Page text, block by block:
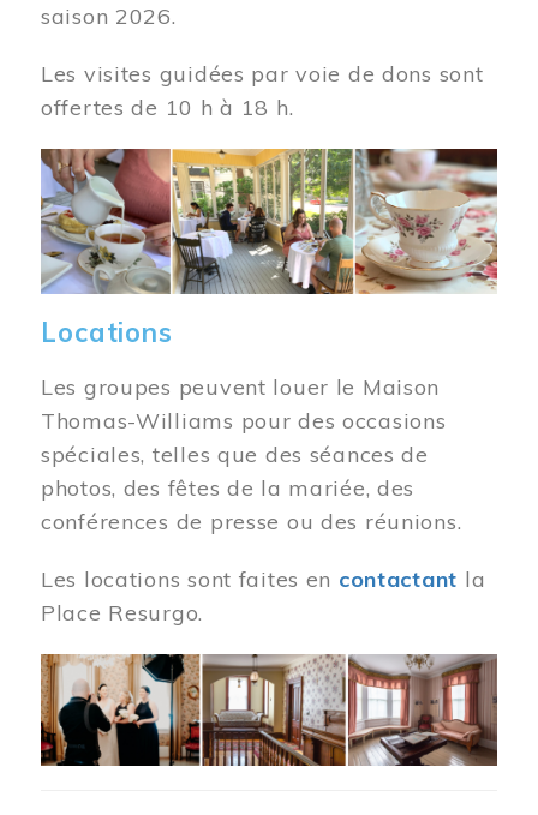
saison 2026.
Les visites guidées par voie de dons sont
offertes de 10 h à 18 h.
Image
Locations
Les groupes peuvent louer le Maison
Thomas-Williams pour des occasions
spéciales, telles que des séances de
photos, des fêtes de la mariée, des
conférences de presse ou des réunions.
Les locations sont faites en contactant la
Place Resurgo.
Image